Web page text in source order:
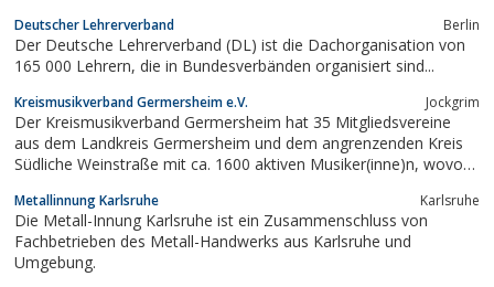
Interessen unserer Mitglieder zu bündeln und erfolgreich
gegenüber Politik, Verwaltung, Verbänden und...
Deutscher Lehrerverband Berlin
Der Deutsche Lehrerverband (DL) ist die Dachorganisation von
165 000 Lehrern, die in Bundesverbänden organisiert sind...
Kreismusikverband Germersheim e.V. Jockgrim
Der Kreismusikverband Germersheim hat 35 Mitgliedsvereine
aus dem Landkreis Germersheim und dem angrenzenden Kreis
Südliche Weinstraße mit ca. 1600 aktiven Musiker(inne)n, wovon
Metallinnung Karlsruhe Karlsruhe
Die Metall-Innung Karlsruhe ist ein Zusammenschluss von
Fachbetrieben des Metall-Handwerks aus Karlsruhe und
Umgebung.